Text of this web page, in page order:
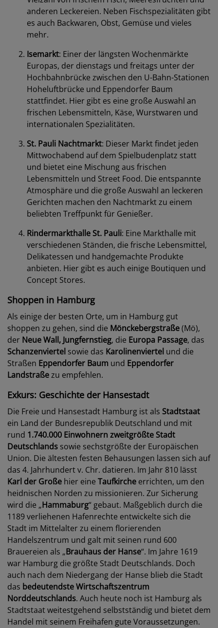
anderen Leckereien. Neben Fischspezialitäten gibt
es auch Backwaren, Obst, Gemüse und vieles
mehr.
Isemarkt: Einer der längsten Wochenmärkte
Europas, der dienstags und freitags unter der
Hochbahnbrücke zwischen den U-Bahn-Stationen
Hoheluftbrücke und Eppendorfer Baum
stattfindet. Hier gibt es eine große Auswahl an
frischen Lebensmitteln, Käse, Wurstwaren und
internationalen Spezialitäten.
St. Pauli Nachtmarkt: Dieser Markt findet jeden
Mittwochabend auf dem Spielbudenplatz statt
und bietet eine Mischung aus frischen
Lebensmitteln und Street Food. Die entspannte
Atmosphäre und die große Auswahl an leckeren
Gerichten machen den Nachtmarkt zu einem
beliebten Treffpunkt für Genießer.
Rindermarkthalle St. Pauli: Eine Markthalle mit
verschiedenen Ständen, die frische Lebensmittel,
Delikatessen und handgemachte Produkte
anbieten. Hier gibt es auch einige Boutiquen und
Concept Stores.
Shoppen in Hamburg
Als einige der besten Orte, um in Hamburg gut
shoppen zu gehen, sind die Mönckebergstraße(Mö),
der Neue Wall, Jungfernstieg, die Europa Passage, das
Schanzenviertel sowie das Karolinenviertel und die
Straßen Eppendorfer Baum und Eppendorfer
Landstraßezu empfehlen.
Exkurs: Geschichte der Hansestadt
Die Freie und Hansestadt Hamburg ist als Stadtstaat
ein Land der Bundesrepublik Deutschland und mit
rund 1.740.000 Einwohnern zweitgrößte Stadt
Deutschlands sowie sechstgrößte der Europäischen
Union. Die ältesten festen Behausungen lassen sich auf
das 4. Jahrhundert v. Chr. datieren. Im Jahr 810 lässt
Karl der Große hier eine Taufkirche errichten, um den
heidnischen Norden zu missionieren. Zur Sicherung
wird die „Hammaburg“ gebaut. Maßgeblich durch die
1189 verliehenen Hafenrechte entwickelte sich die
Stadt im Mittelalter zu einem florierenden
Handelszentrum und galt mit seinen rund 600
Brauereien als „Brauhaus der Hanse“. Im Jahre 1619
war Hamburg die größte Stadt Deutschlands. Doch
auch nach dem Niedergang der Hanse blieb die Stadt
das bedeutendste Wirtschaftszentrum
Norddeutschlands. Auch heute noch ist Hamburg als
Stadtstaat weitestgehend selbstständig und bietet dem
Handel mit seinem Freihafen gute Voraussetzungen.